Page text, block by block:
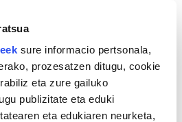
sure informacio pertsonala,
prozesatzen ditugu, cookie
eta zure gailuko
publizitate eta eduki
eta edukiaren neurketa,